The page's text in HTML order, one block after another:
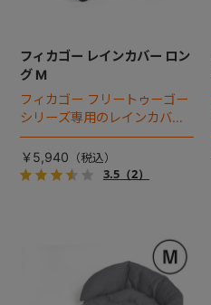
フィカゴー レインカバー ロン
グ M
フィカゴー フリートゥーゴー
シリーズ専用のレインカバ
ー。雨の日のお出かけも安
心。
￥5,940
3.5（2）